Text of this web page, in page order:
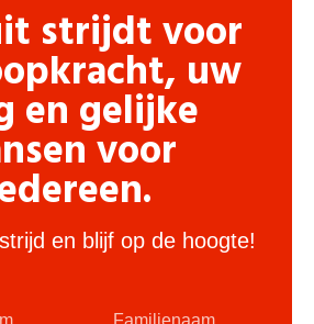
strijdt voor
uw
en gelijke
voor
en blijf op de hoogte!